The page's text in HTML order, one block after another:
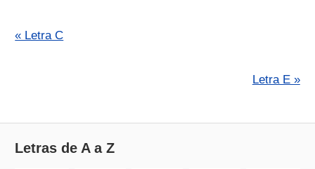
« Letra C
Letra E »
Letras de A a Z